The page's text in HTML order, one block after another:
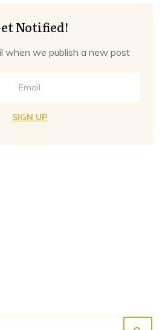
Notified!
when we publish a new post
SIGN UP